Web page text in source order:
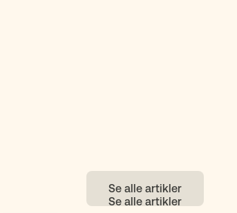
Se alle artikler